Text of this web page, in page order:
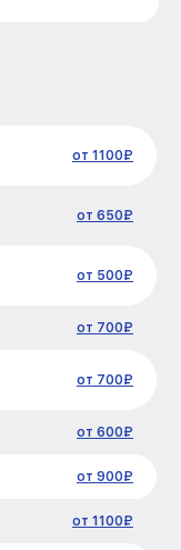
от 1100₽
от 650₽
от 500₽
от 700₽
от 700₽
от 600₽
от 900₽
от 1100₽